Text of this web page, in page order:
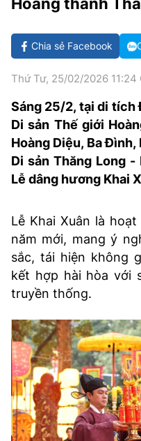
GOLF
CÁC CÚP CHÂU ÂU
BẢNG XẾP HẠNG
VĂN HÓA
DIỄN ĐÀN
NHỊP ĐẬP SỨC KHỎE
GIẢI TRÍ
KBIZ
ĐIỂM ĐẾN
ẢNH
TƯ VẤN
HIGHTECH
TIÊU ĐIỂM - SPOTLIGHT
BẠN CẦN BIẾT
E-MAGAZINE
BÁO GIẤY
TRA CỨU PHƯỜNG XÃ
CỐNG HIẾN
BÙI XUÂN PHÁI
TIỆN ÍCH
Chia sẻ Facebook
Thứ Tư, 25/02/2026 11:24
Sáng 25/2, tại di tích
Di sản Thế giới
Hoàng Diệu, Ba
Di sản Thăng Long
Lễ dâng hương Khai
Lễ Khai Xuân là
năm mới, mang ý
sắc, tái hiện không
kết hợp hài hòa với
truyền thống.